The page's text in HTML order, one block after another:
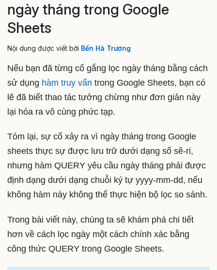
ngày tháng trong Google
Sheets
Nội dung được viết bởi Bến Hà Trương
Nếu bạn đã từng cố gắng lọc ngày tháng bằng cách
sử dụng hàm truy vấn trong Google Sheets, bạn có
lẽ đã biết thao tác tưởng chừng như đơn giản này
lại hóa ra vô cùng phức tạp.
Tóm lại, sự cố xảy ra vì ngày tháng trong Google
sheets thực sự được lưu trữ dưới dạng số sê-ri,
nhưng hàm QUERY yêu cầu ngày tháng phải được
định dạng dưới dạng chuỗi ký tự yyyy-mm-dd, nếu
không hàm này không thể thực hiện bộ lọc so sánh.
Trong bài viết này, chúng ta sẽ khám phá chi tiết
hơn về cách lọc ngày một cách chính xác bằng
công thức QUERY trong Google Sheets.